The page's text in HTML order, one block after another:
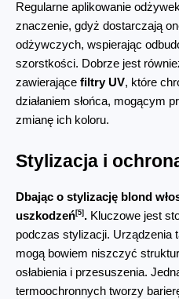
Regularne aplikowanie
znaczenie, gdyż dostarczają
odżywczych, wspierając
szorstkości. Dobrze jest
zawierające filtry UV, które
działaniem słońca, mogącym
zmianę ich koloru.
Stylizacja i
Dbając o stylizację blond
uszkodzeń[5] . Kluczowe jest
podczas stylizacji. Urządzenia
mogą bowiem niszczyć
osłabienia i przesuszenia.
termoochronnych tworzy